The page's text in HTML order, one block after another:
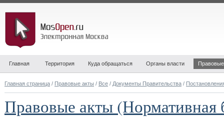
Главная Территория Куда обращаться Органы власти
Главная страница / Правовые акты / Все / Документы Правительства /
Правовые акты (Нормативная